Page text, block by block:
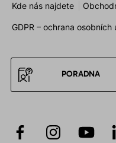
Kde nás najdete
GDPR – ochrana osobních
PORADNA